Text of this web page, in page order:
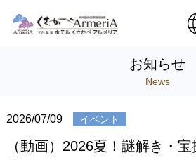
お知らせ
News
2026/07/09 イベント
（動画）2026夏！謎解き・